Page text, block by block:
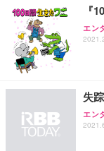
『
エン
失
エン